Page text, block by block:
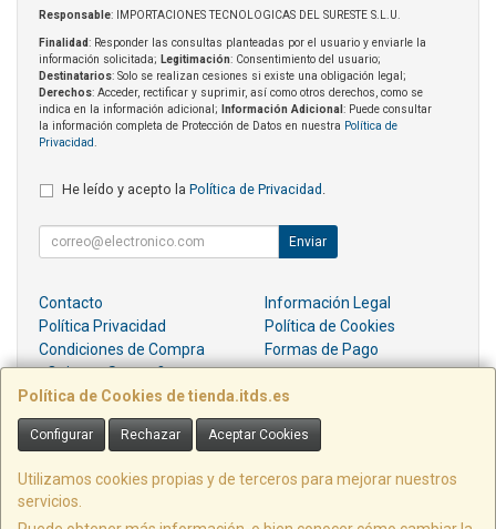
Política de Cookies de tienda.itds.es
Configurar Rechazar Aceptar Cookies
Utilizamos cookies propias y de terceros para mejorar nuestros
servicios.
Responsable: IMPORTACIONES TECNOLOGICAS DEL SURESTE S.L.U.
Finalidad: Responder las consultas planteadas por el usuario y enviarle la
información solicitada; Legitimación: Consentimiento del usuario;
Destinatarios: Solo se realizan cesiones si existe una obligación legal;
Derechos: Acceder, rectificar y suprimir, así como otros derechos, como se
indica en la información adicional;
Información Adicional : Puede consultar
la información completa de Protección de Datos en nuestra Política de
Privacidad
He leído y acepto la Política de Privacidad
Enviar
Contacto
Información Legal
Política Privacidad
Política de Cookies
Condiciones de Compra
Formas de Pago
¿Quienes Somos?
Contacto
pedidos@itds.es